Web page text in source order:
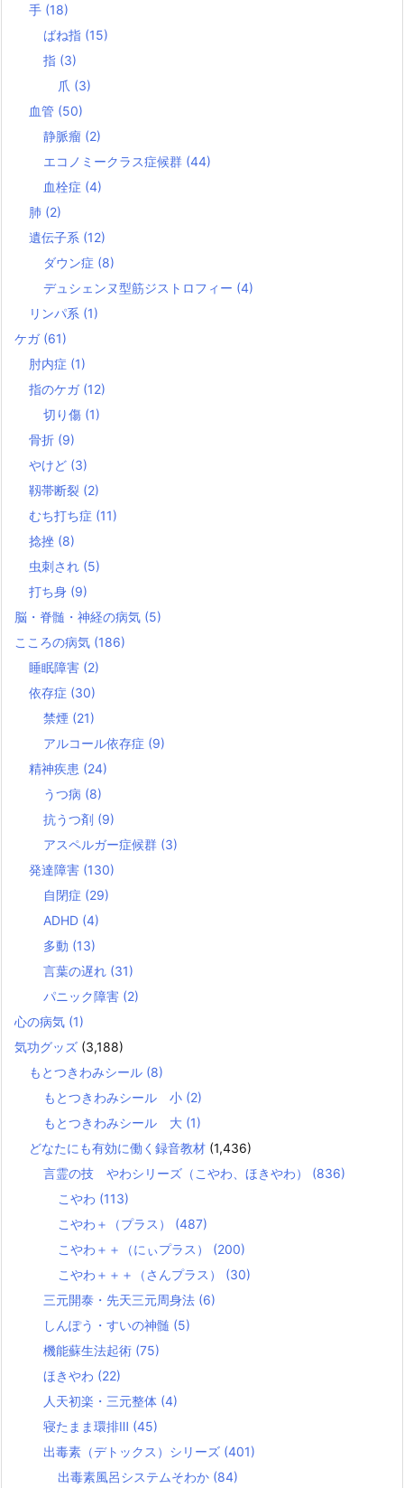
手 (18)
ばね指 (15)
指 (3)
爪 (3)
血管 (50)
静脈瘤 (2)
エコノミークラス症候群 (44)
血栓症 (4)
肺 (2)
遺伝子系 (12)
ダウン症 (8)
デュシェンヌ型筋ジストロフィー (4)
リンパ系 (1)
ケガ (61)
肘内症 (1)
指のケガ (12)
切り傷 (1)
骨折 (9)
やけど (3)
靱帯断裂 (2)
むち打ち症 (11)
捻挫 (8)
虫刺され (5)
打ち身 (9)
脳・脊髄・神経の病気 (5)
こころの病気 (186)
睡眠障害 (2)
依存症 (30)
禁煙 (21)
アルコール依存症 (9)
精神疾患 (24)
うつ病 (8)
抗うつ剤 (9)
アスペルガー症候群 (3)
発達障害 (130)
自閉症 (29)
ADHD (4)
多動 (13)
言葉の遅れ (31)
パニック障害 (2)
心の病気 (1)
気功グッズ (3,188)
もとつきわみシール (8)
もとつきわみシール 小 (2)
もとつきわみシール 大 (1)
どなたにも有効に働く録音教材 (1,436)
言霊の技 やわシリーズ（こやわ、ほきやわ） (836)
こやわ (113)
こやわ＋（プラス） (487)
こやわ＋＋（にぃプラス） (200)
こやわ＋＋＋（さんプラス） (30)
三元開泰・先天三元周身法 (6)
しんぽう・すいの神髄 (5)
機能蘇生法起術 (75)
ほきやわ (22)
人天初楽・三元整体 (4)
寝たまま環排Ⅲ (45)
出毒素（デトックス）シリーズ (401)
出毒素風呂システムそわか (84)